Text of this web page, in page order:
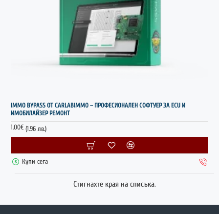
IMMO BYPASS ОТ CARLABIMMO – ПРОФЕСИОНАЛЕН СОФТУЕР ЗА ECU И
ИМОБИЛАЙЗЕР РЕМОНТ
1.00€(1.96 лв.)
Купи сега
Стигнахте края на списъка.